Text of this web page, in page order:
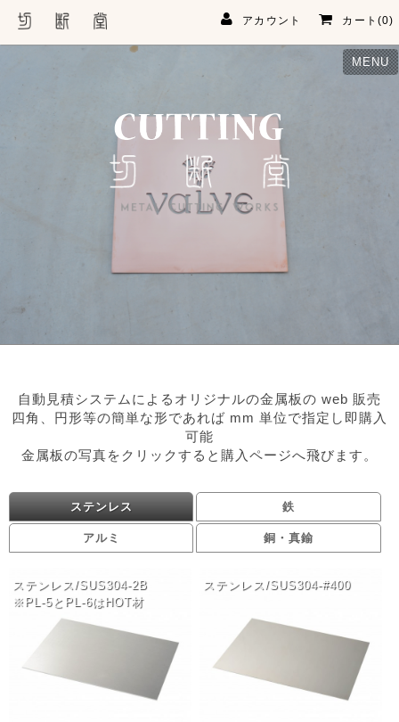
アカウント カート(0)
MENU
自動見積システムによるオリジナルの金属板の web 販売
四角、円形等の簡単な形であれば mm 単位で指定し即購入
可能
金属板の写真をクリックすると購入ページへ飛びます。
ステンレス 鉄
アルミ 銅・真鍮
ステンレス/SUS304-2B
※PL-5とPL-6はHOT材
ステンレス/SUS304-#400